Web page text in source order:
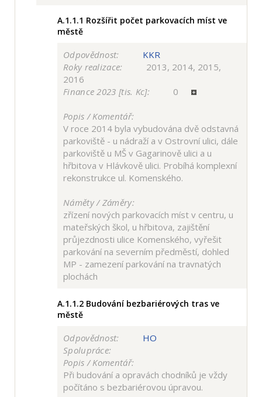
A.1.1.1 Rozšířit počet parkovacích míst ve
městě
Odpovědnost:
KKR
Roky realizace:
2013, 2014, 2015,
2016
Finance 2023 [tis. Kc]:
0
Popis / Komentář:
V roce 2014 byla vybudována dvě odstavná
parkoviště - u nádraží a v Ostrovní ulici, dále
parkoviště u MŠ v Gagarinově ulici a u
hřbitova v Hlávkově ulici. Probíhá komplexní
rekonstrukce ul. Komenského.
Náměty / Záměry:
zřízení nových parkovacích míst v centru, u
mateřských škol, u hřbitova, zajištění
průjezdnosti ulice Komenského, vyřešit
parkování na severním předměstí, dohled
MP - zamezení parkování na travnatých
plochách
A.1.1.2 Budování bezbariérových tras ve
městě
Odpovědnost:
HO
Spolupráce:
Popis / Komentář:
Při budování a opravách chodníků je vždy
počítáno s bezbariérovou úpravou.